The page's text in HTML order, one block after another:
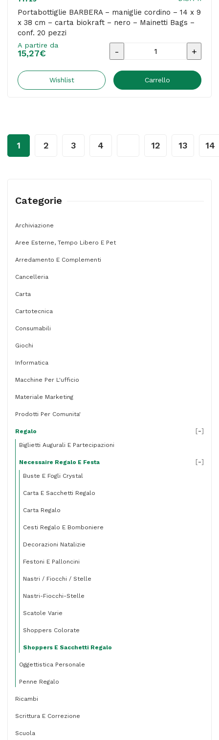
-
conf.
pezzi
Portabottiglie BARBERA – maniglie cordino – 14 x 9
x 38 cm – carta biokraft – nero – Mainetti Bags –
conf. 20 pezzi
A partire da
15,27€
Portabottiglie
-
carta
Wishlist Carrello
1 2 3 4 12 13 14
Categorie
Archiviazione
Aree Esterne, Tempo Libero E Pet
Arredamento E Complementi
Cancelleria
Carta
Cartotecnica
Consumabili
Giochi
Informatica
Macchine Per L'ufficio
Materiale Marketing
Prodotti Per Comunita'
Regalo
Biglietti Augurali E Partecipazioni
Necessaire Regalo E Festa
Buste E Fogli Crystal
Carta E Sacchetti Regalo
Carta Regalo
Cesti Regalo E Bomboniere
Decorazioni Natalizie
Festoni E Palloncini
Nastri / Fiocchi / Stelle
Nastri-Fiocchi-Stelle
Scatole Varie
Shoppers Colorate
Shoppers E Sacchetti Regalo
[-]
Oggettistica Personale
Penne Regalo
[-]
Ricambi
Scrittura E Correzione
Scuola